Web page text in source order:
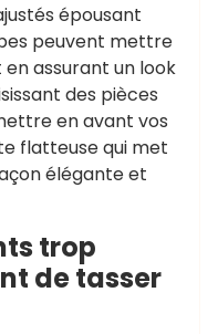
épousant
peuvent mettre
assurant un look
des pièces
en avant vos
flatteuse qui met
élégante et
trop
de tasser